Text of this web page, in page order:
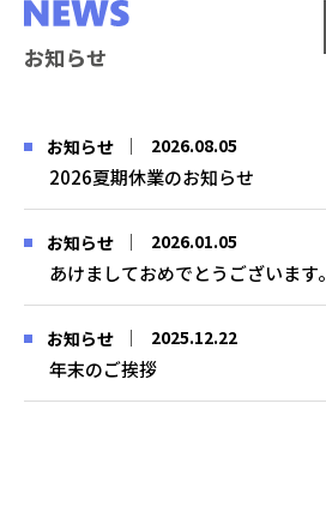
お知らせ
お知らせ 2026.08.05
2026夏期休業のお知らせ
お知らせ 2026.01.05
あけましておめでとうございます。
お知らせ 2025.12.22
年末のご挨拶